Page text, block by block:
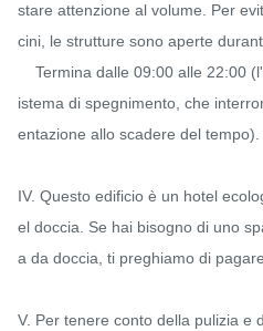
stare attenzione al volume. Per
cini, le strutture sono aperte
istema di spegnimento, che
entazione allo scadere del tempo).
IV. Questo edificio è un hotel
el doccia. Se hai bisogno di uno
a da doccia, ti preghiamo di
V. Per tenere conto della pulizia e